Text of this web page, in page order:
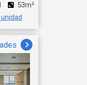
53m²